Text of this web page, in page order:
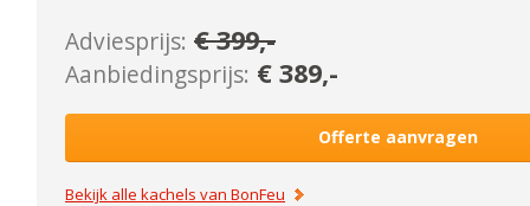
Adviesprijs: €399,-
Aanbiedingsprijs: €389,-
Offerte aanvragen
Bekijk alle kachels vanBonFeu